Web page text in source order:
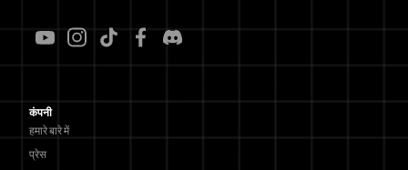
कंपनी
हमारे बारे में
प्रेस